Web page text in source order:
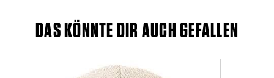
DAS KÖNNTE DIR AUCH GEFALLEN